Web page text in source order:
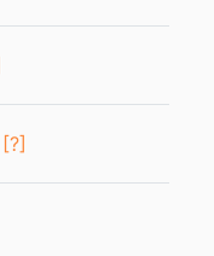
[?]